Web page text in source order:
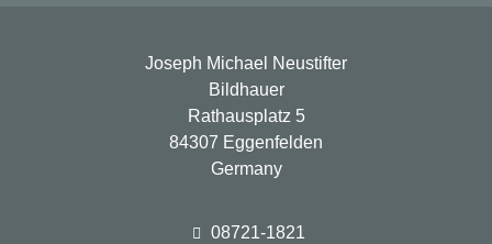
Joseph Michael Neustifter
Bildhauer
Rathausplatz 5
84307 Eggenfelden
Germany
08721-1821